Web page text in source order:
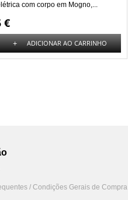
com corpo em Mogno,...
€
+ ADICIONAR AO CARRINHO
/ Condições Gerais de Compra